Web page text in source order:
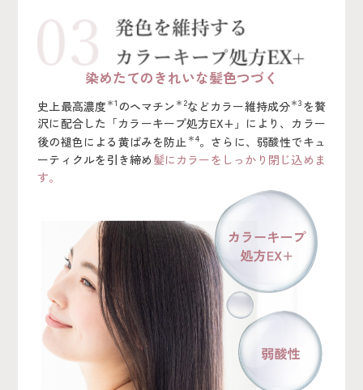
染めたてのきれいな髪色つづく
史上最高濃度＊1 のヘマチン ＊2などカラー維持成分＊3 を贅
沢に配合した「カラーキープ処方EX+」により、カラー
後の褪色による黄ばみを防止 ＊4。さらに、弱酸性でキュ
ーティクルを引き締め 髪にカラーをしっかり閉じ込めま
す。